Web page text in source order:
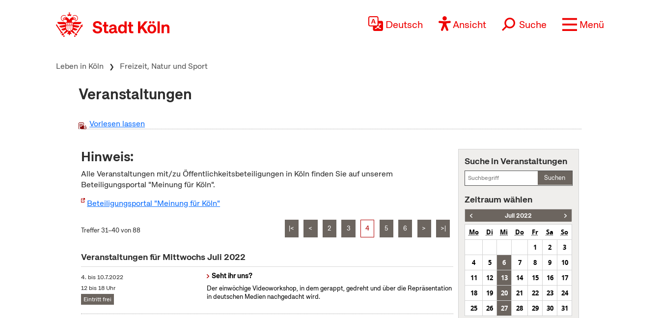
Deutsch Ansicht Suche Menü
Leben in Köln Freizeit, Natur und Sport
Veranstaltungen
Vorlesen lassen
Hinweis:
Alle Veranstaltungen mit/zu Öffentlichkeitsbeteiligungen in Köln finden Sie auf unserem
Beteiligungsportal "Meinung für Köln".
Beteiligungsportal "Meinung für Köln"
Treffer 31–40 von 88 |< < 2 3 4 5 6 > >|
Veranstaltungen für Mittwochs Juli 2022
4. bis10.7.2022
12 bis 18 Uhr
Eintritt frei
Seht ihr uns?
Der einwöchige Videoworkshop, in dem gerappt, gedreht und über die Repräsentation
in deutschen Medien nachgedacht wird.
Suche in Veranstaltungen
Suchen
Zeitraum wählen
Juli 2022
Mo Di Mi Do Fr Sa
So
1
2
3
4
5 6 7 8 9
10
11
12 13 14 15 16
17
18
19 20 21 22 23
24
25
26 27 28 29 30 31